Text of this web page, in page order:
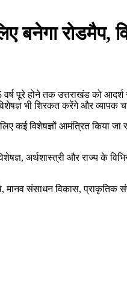
बनेगा
पूरे होने तक उत्तराखंड को
भी शिरकत करेंगे और व्यापक
कई विशेषज्ञों आमंत्रित किया जा
अर्थशास्त्री और राज्य के
मानव संसाधन विकास,